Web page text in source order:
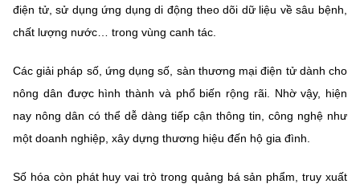
điện tử, sử dụng ứng dụng di động theo dõi dữ liệu về sâu bệnh,
chất lượng nước… trong vùng canh tác.
Các giải pháp số, ứng dụng số, sàn thương mại điện tử dành cho
nông dân được hình thành và phổ biến rộng rãi. Nhờ vậy, hiện
nay nông dân có thể dễ dàng tiếp cận thông tin, công nghệ như
một doanh nghiệp, xây dựng thương hiệu đến hộ gia đình.
Số hóa còn phát huy vai trò trong quảng bá sản phẩm, truy xuất